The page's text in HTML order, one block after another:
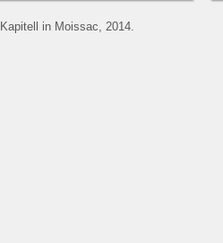
Kapitell in Moissac, 2014.